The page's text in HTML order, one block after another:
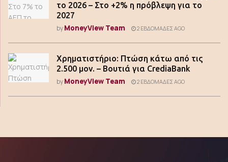
το 2026 – Στο +2% η πρόβλεψη για το
2027
byMoneyView Team 2 ΕΒΔΟΜΆΔΕΣ AGO
Χρηματιστήριο: Πτώση κάτω από τις
2.500 μον. – Βουτιά για CrediaBank
byMoneyView Team 2 ΕΒΔΟΜΆΔΕΣ AGO